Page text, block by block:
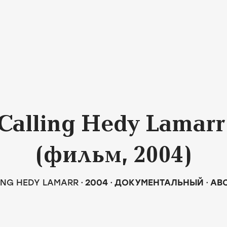
Hedy Lamarr
(фильм, 2004)
HEDY LAMARR 2004 ДОКУМЕНТАЛЬНЫЙ